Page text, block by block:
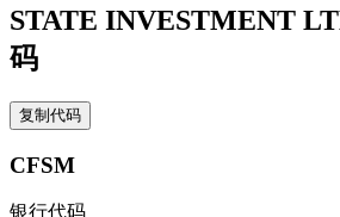
STATE INVESTMENT
码
复制代码
CFSM
银行代码